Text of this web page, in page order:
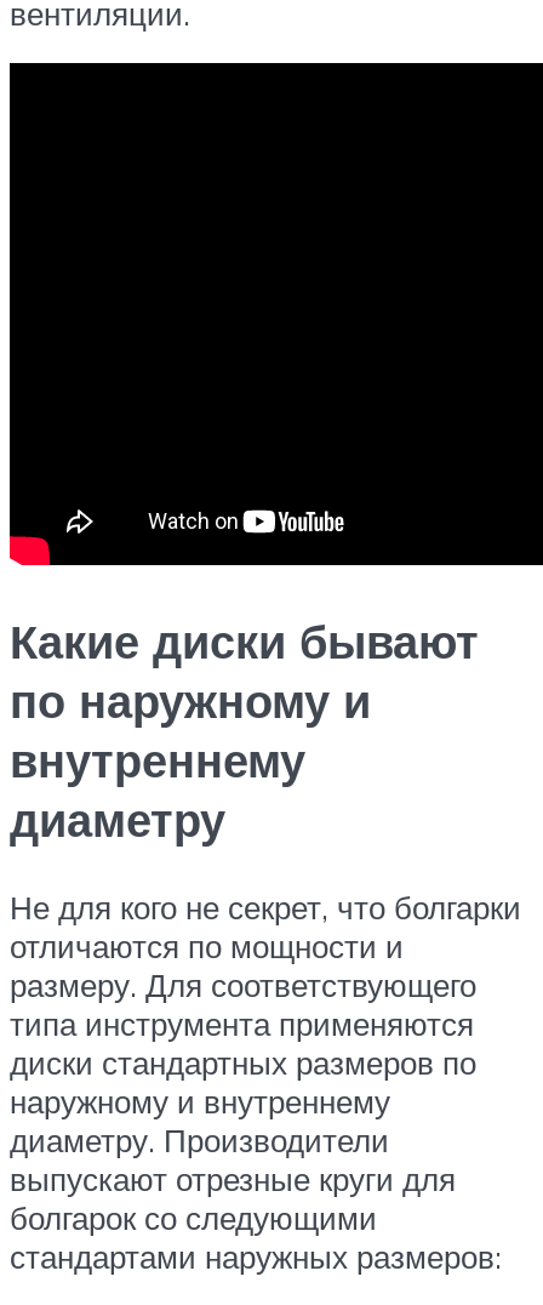
вентиляции.
Какие диски бывают
по наружному и
внутреннему
диаметру
Не для кого не секрет, что болгарки
отличаются по мощности и
размеру. Для соответствующего
типа инструмента применяются
диски стандартных размеров по
наружному и внутреннему
диаметру. Производители
выпускают отрезные круги для
болгарок со следующими
стандартами наружных размеров: